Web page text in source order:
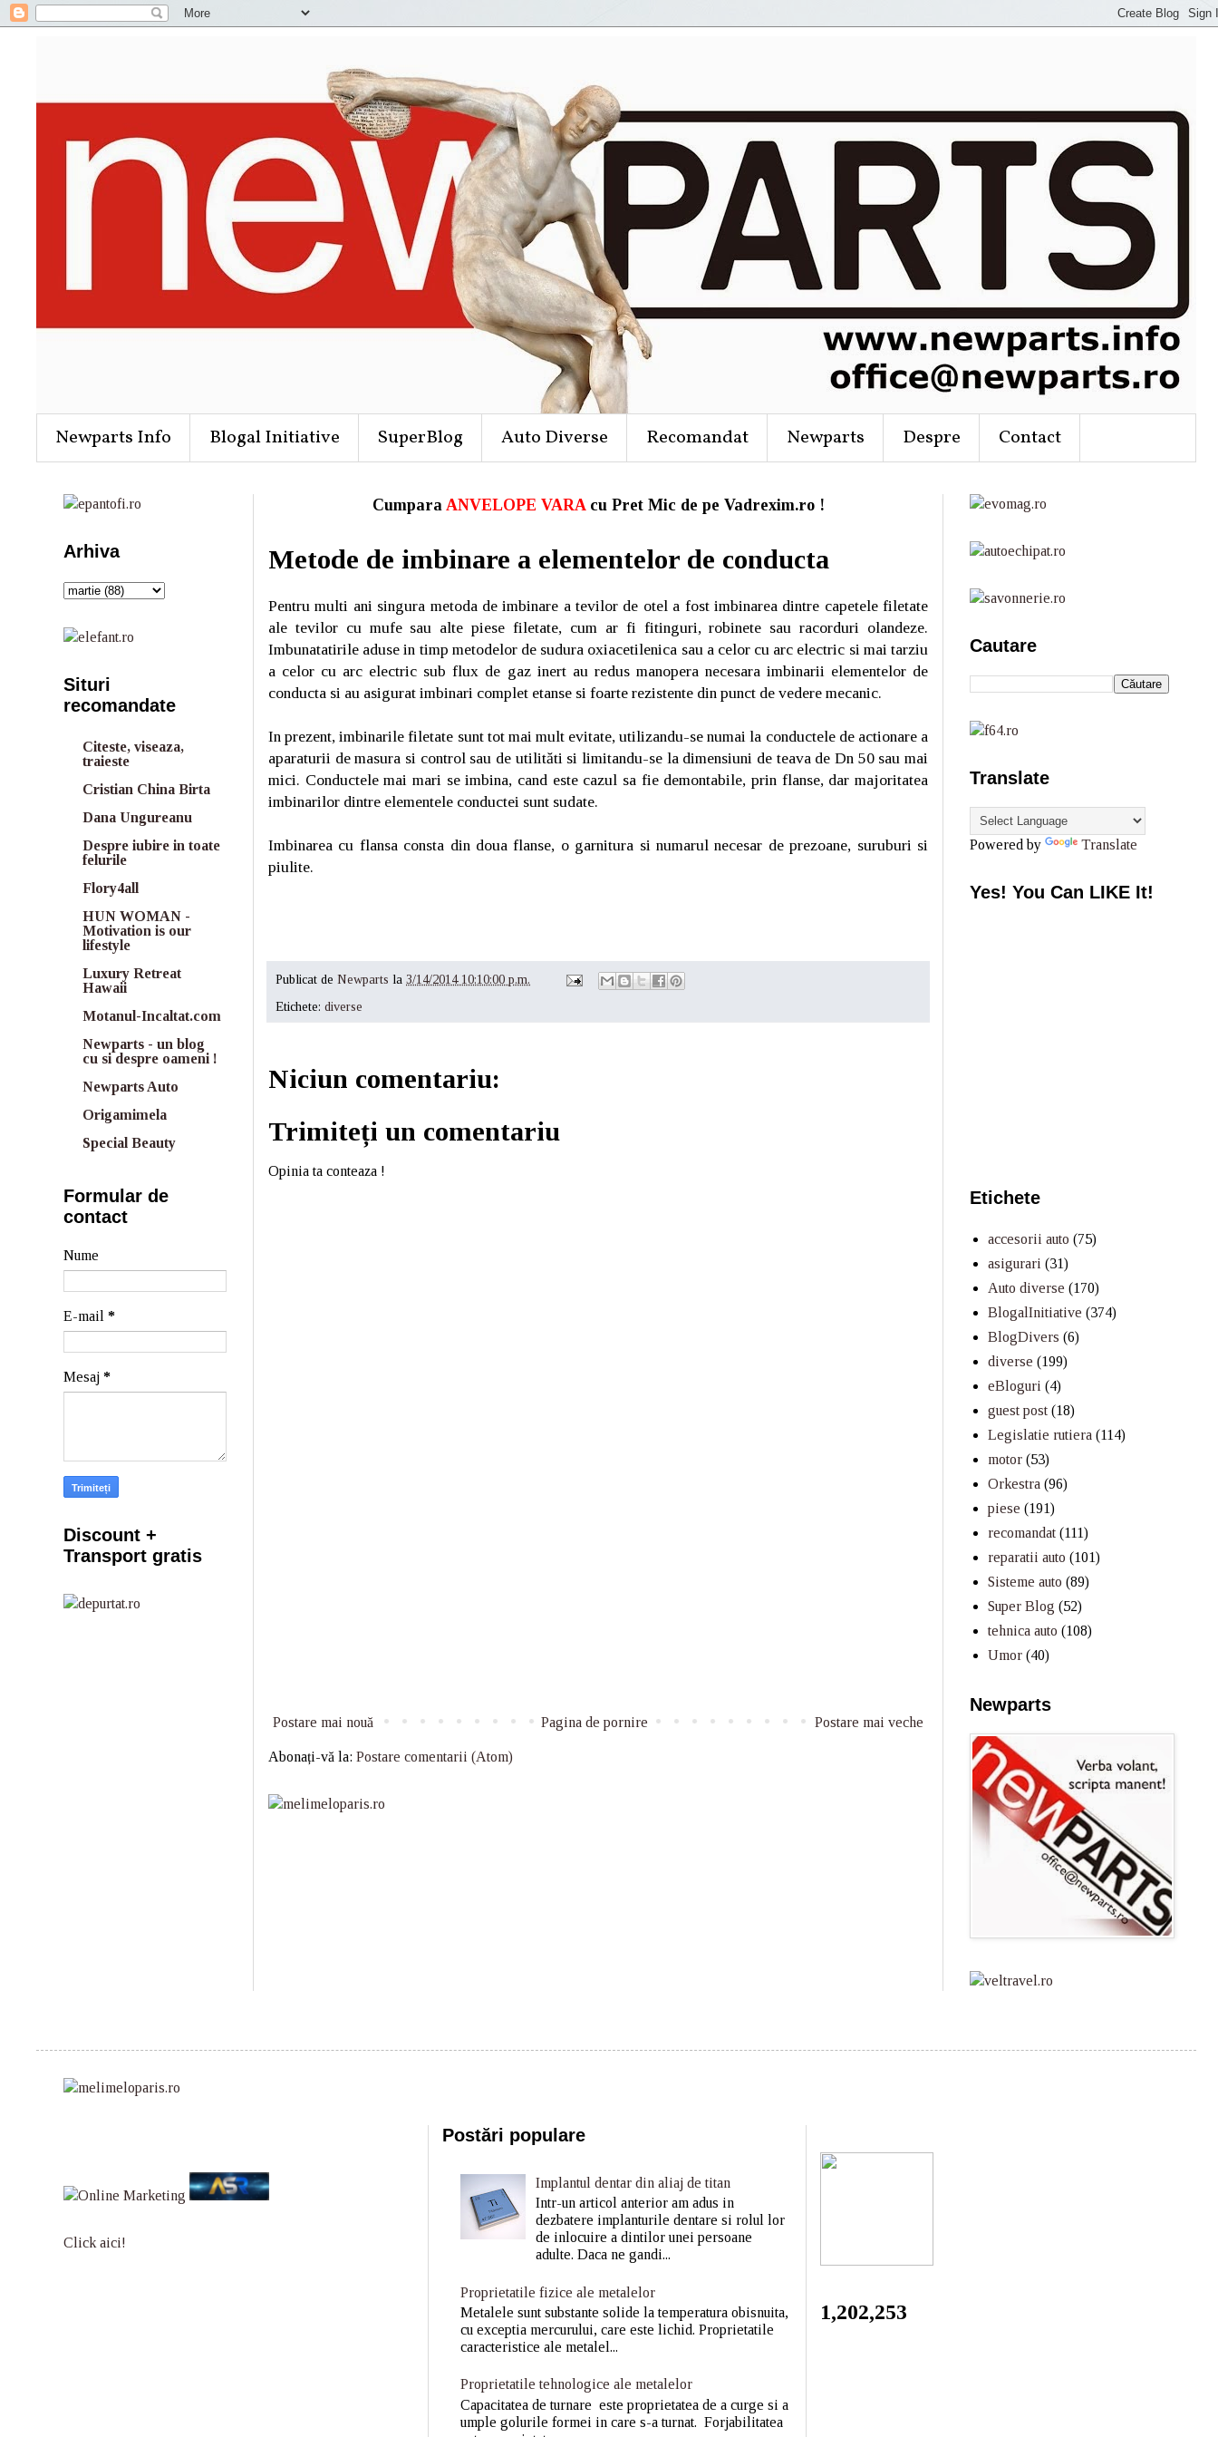
Newparts Info Blogal Initiative SuperBlog Auto Diverse Recomandat Newparts Despre Contact
Cumpara ANVELOPE VARAcu Pret Mic de pe Vadrexim.ro !
Metode de imbinare a elementelor de conducta
Pentru multi ani singura metoda de imbinare a tevilor de otel a fost imbinarea dintre capetele filetate
ale tevilor cu mufe sau alte piese filetate, cum ar fi fitinguri, robinete sau racorduri olandeze.
Imbunatatirile aduse in timp metodelor de sudura oxiacetilenica sau a celor cu arc electric si mai tarziu
a celor cu arc electric sub flux de gaz inert au redus manopera necesara imbinarii elementelor de
conducta si au asigurat imbinari complet etanse si foarte rezistente din punct de vedere mecanic.
In prezent, imbinarile filetate sunt tot mai mult evitate, utilizandu-se numai la conductele de actionare a
aparaturii de masura si control sau de utilităti si limitandu-se la dimensiuni de teava de Dn 50 sau mai
mici. Conductele mai mari se imbina, cand este cazul sa fie demontabile, prin flanse, dar majoritatea
imbinarilor dintre elementele conductei sunt sudate.
Imbinarea cu flansa consta din doua flanse, o garnitura si numarul necesar de prezoane, suruburi si
piulite.
Publicat de Newparts la 3/14/2014 10:10:00 p.m.
Etichete: diverse
Niciun comentariu:
Trimiteți un comentariu
Opinia ta conteaza !
Postare mai nouă Postare mai veche
Pagina de pornire
Abonați-vă la: Postare comentarii (Atom)
Arhiva
Situri
recomandate
Citeste, viseaza,
traieste
Cristian China Birta
Dana Ungureanu
Despre iubire in toate
felurile
Flory4all
HUN WOMAN -
Motivation is our
lifestyle
Luxury Retreat
Hawaii
Motanul-Incaltat.com
Newparts - un blog
cu si despre oameni !
Newparts Auto
Origamimela
Special Beauty
Formular de
contact
Nume
E-mail *
Mesaj *
Discount +
Transport gratis
Cautare
Translate
Powered by Translate
Yes! You Can LIKE It!
Etichete
accesorii auto (75)
asigurari (31)
Auto diverse (170)
BlogalInitiative (374)
BlogDivers (6)
diverse (199)
eBloguri (4)
guest post (18)
Legislatie rutiera (114)
motor (53)
Orkestra (96)
piese (191)
recomandat (111)
reparatii auto (101)
Sisteme auto (89)
Super Blog (52)
tehnica auto (108)
Umor (40)
Newparts
Click aici!
Postări populare
Implantul dentar din aliaj de titan
Intr-un articol anterior am adus in
dezbatere implanturile dentare si rolul lor
de inlocuire a dintilor unei persoane
adulte. Daca ne gandi...
Proprietatile fizice ale metalelor
Metalele sunt substante solide la temperatura obisnuita,
cu exceptia mercurului, care este lichid. Proprietatile
caracteristice ale metalel...
Proprietatile tehnologice ale metalelor
Capacitatea de turnare este proprietatea de a curge si a
umple golurile formei in care s-a turnat. Forjabilitatea
1,202,253